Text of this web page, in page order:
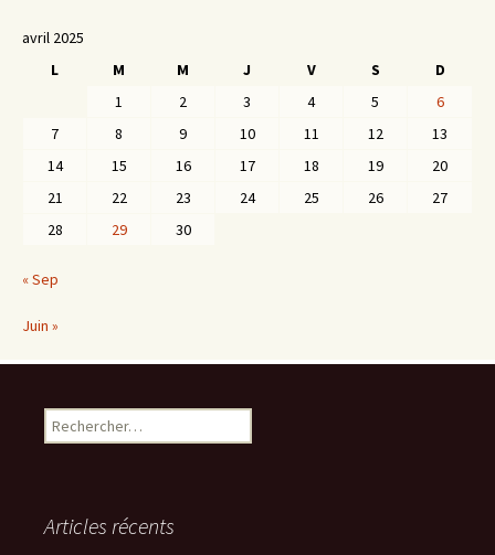
avril 2025
L
M M J V S
D
1
2 3 4 5
6
7
8 9 10 11 12
13
14
15 16 17 18 19
20
21
22 23 24 25 26
27
28
29 30
« Sep
Juin »
Rechercher :
Articles récents